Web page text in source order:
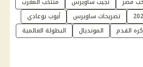
تصريحات ساويرس
أيوب بوعادي
كره القدم المونديال البطولة العالمية